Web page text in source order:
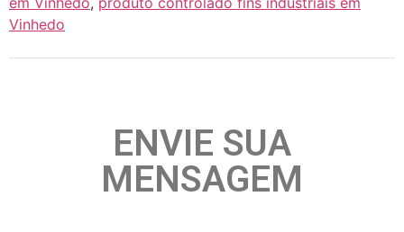
Vinhedo
ENVIE SUA
MENSAGEM